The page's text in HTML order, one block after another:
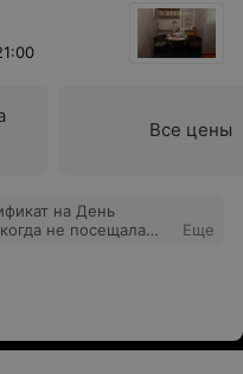
Все цены
на День
не посещала
косметолог, т.к.
зал и фитнес.
теперь только
Еще